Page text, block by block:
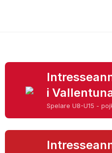
MATCHER
ROOKIE BAR
i
Spelare U8-U15 -